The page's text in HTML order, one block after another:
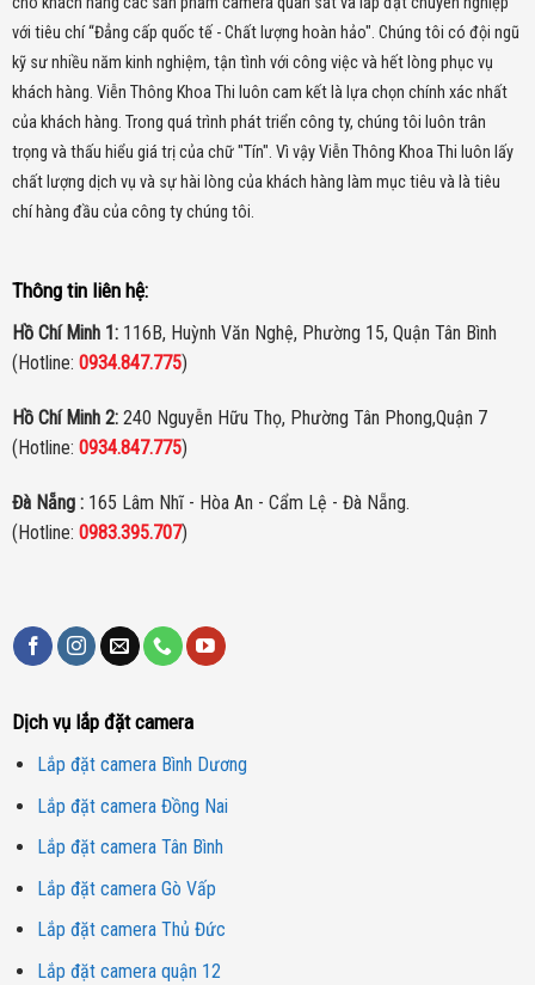
Weight
Approx 250g
– Sản xuất tại Korea
– Bảo hành: 12 tháng
với tiêu chí “Đẳng cấp quốc tế - Chất lượng hoàn hảo". Chúng tôi có đội ngũ
kỹ sư nhiều năm kinh nghiệm, tận tình với công việc và hết lòng phục vụ
khách hàng. Viễn Thông Khoa Thi luôn cam kết là lựa chọn chính xác nhất
của khách hàng. Trong quá trình phát triển công ty, chúng tôi luôn trân
trọng và thấu hiểu giá trị của chữ "Tín". Vì vậy Viễn Thông Khoa Thi luôn lấy
chất lượng dịch vụ và sự hài lòng của khách hàng làm mục tiêu và là tiêu
chí hàng đầu của công ty chúng tôi.
Thông tin liên hệ:
Hồ Chí Minh 1:116B, Huỳnh Văn Nghệ, Phường 15, Quận Tân Bình
(Hotline: 0934.847.775)
Hồ Chí Minh 2:240 Nguyễn Hữu Thọ, Phường Tân Phong,Quận 7
(Hotline: 0934.847.775)
Đà Nẵng :165 Lâm Nhĩ - Hòa An - Cẩm Lệ - Đà Nẵng.
(Hotline: 0983.395.707)
Dịch vụ lắp đặt camera
Lắp đặt camera Bình Dương
Lắp đặt camera Đồng Nai
Lắp đặt camera Tân Bình
Lắp đặt camera Gò Vấp
Lắp đặt camera Thủ Đức
Lắp đặt camera quận 12